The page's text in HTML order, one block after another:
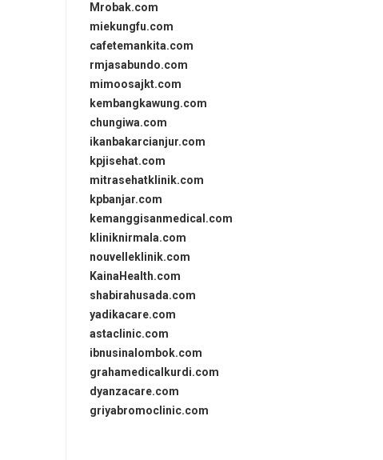
Mrobak.com
miekungfu.com
cafetemankita.com
rmjasabundo.com
mimoosajkt.com
kembangkawung.com
chungiwa.com
ikanbakarcianjur.com
kpjisehat.com
mitrasehatklinik.com
kpbanjar.com
kemanggisanmedical.com
kliniknirmala.com
nouvelleklinik.com
KainaHealth.com
shabirahusada.com
yadikacare.com
astaclinic.com
ibnusinalombok.com
grahamedicalkurdi.com
dyanzacare.com
griyabromoclinic.com